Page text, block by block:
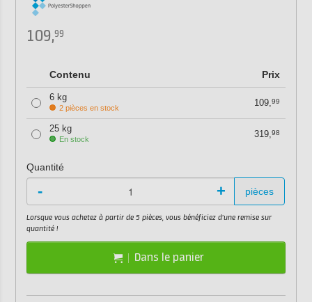
109,99
Contenu Prix
6 kg
2 pièces en stock 109,99
25 kg
En stock 319,98
Quantité
- + pièces
Lorsque vous achetez à partir de 5 pièces, vous bénéficiez d'une remise sur
quantité !
Dans le panier